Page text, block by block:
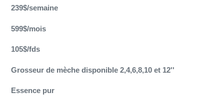
à
panier
239$/semaine
599$/mois
105$/fds
Grosseur de mèche disponible 2,4,6,8,10 et 12''
Essence pur